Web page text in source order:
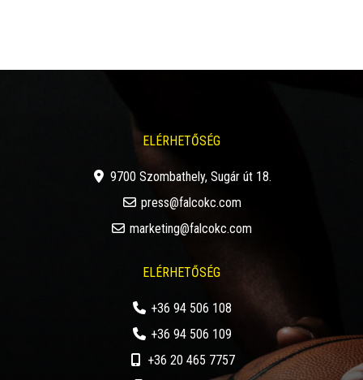
ELÉRHETŐSÉG
9700 Szombathely, Sugár út 18.
press@falcokc.com
marketing@falcokc.com
ELÉRHETŐSÉG
+36 94 506 108
+36 94 506 109
+36 20 465 7757